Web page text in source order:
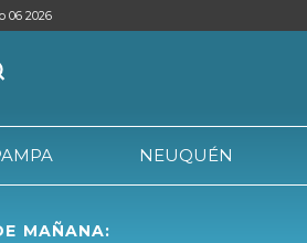
06 2026
NEUQUÉN
MAÑANA: